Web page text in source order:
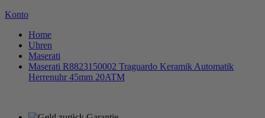
Konto
Home
Uhren
Maserati
Maserati R8823150002 Traguardo Keramik Automatik
Herrenuhr 45mm 20ATM